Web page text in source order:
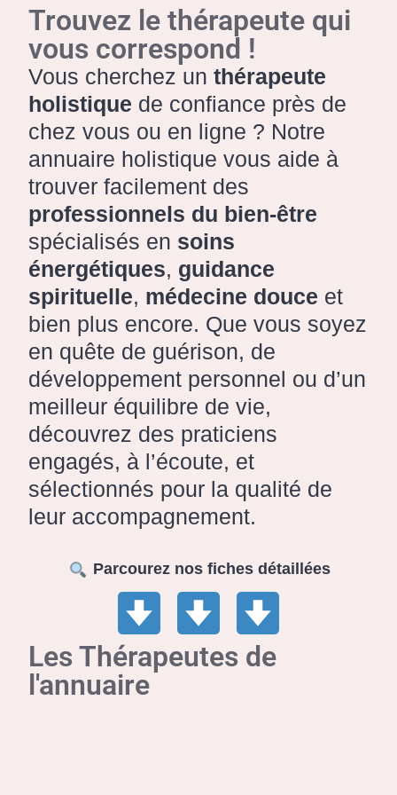
Trouvez le thérapeute qui
vous correspond !
Vous cherchez un thérapeute
holistique de confiance près de
chez vous ou en ligne ? Notre
annuaire holistique vous aide à
trouver facilement des
professionnels du bien-être
spécialisés en soins
énergétiques, guidance
spirituelle, médecine douce et
bien plus encore. Que vous soyez
en quête de guérison, de
développement personnel ou d’un
meilleur équilibre de vie,
découvrez des praticiens
engagés, à l’écoute, et
sélectionnés pour la qualité de
leur accompagnement.
Parcourez nos fiches détaillées
Les Thérapeutes de
l'annuaire